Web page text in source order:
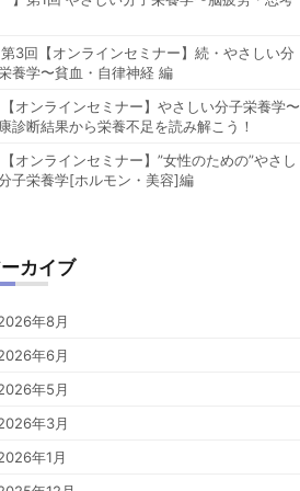
第3回【オンラインセミナー】続・やさしい分
養学〜貧血・自律神経 編
【オンラインセミナー】やさしい分子栄養学〜
診断結果から栄養不足を読み解こう！
【オンラインセミナー】”女性のための”やさし
子栄養学[ホルモン・美容]編
カイブ
年8月
年6月
年5月
年3月
年1月